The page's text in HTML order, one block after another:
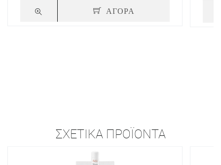
ΑΓΟΡΑ
ΣΧΕΤΙΚΆ ΠΡΟΪΌΝΤΑ